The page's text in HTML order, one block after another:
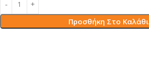
Προσθήκη Στο Καλάθι